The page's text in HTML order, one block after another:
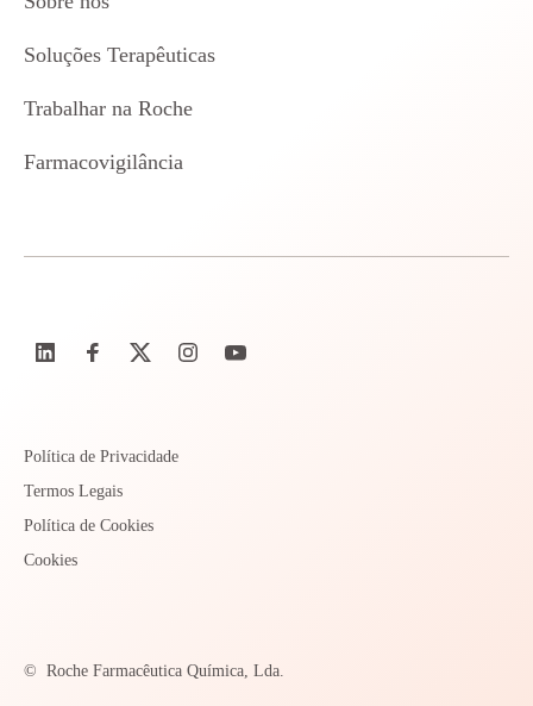
Soluções Terapêuticas
Trabalhar na Roche
Farmacovigilância
Política de Privacidade
Termos Legais
Política de Cookies
Cookies
© Roche Farmacêutica Química, Lda.